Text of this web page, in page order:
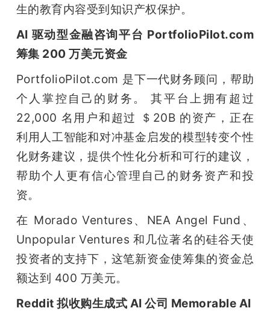
生的教育内容受到知识产权保护。
AI 驱动型金融咨询平台 PortfolioPilot.com
筹集 200 万美元资金
PortfolioPilot.com 是下一代财务顾问，帮助
个人掌控自己的财务。 其平台上拥有超过
22,000 名用户和超过 ＄20B 的资产，正在
利用人工智能和对冲基金启发的模型转变个性
化财务建议，提供个性化分析和可行的建议，
帮助个人更有信心管理自己的财务资产和投
资。
在 Morado Ventures、NEA Angel Fund、
Unpopular Ventures 和几位著名的硅谷天使
投资者的支持下，这笔新资金使筹集的资金总
额达到 400 万美元。
Reddit 拟收购生成式 AI 公司 Memorable AI